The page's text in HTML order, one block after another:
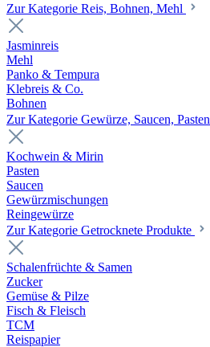
Zur Kategorie Reis, Bohnen, Mehl
Jasminreis
Mehl
Panko & Tempura
Klebreis & Co.
Bohnen
Zur Kategorie Gewürze, Saucen, Pasten
Kochwein & Mirin
Pasten
Saucen
Gewürzmischungen
Reingewürze
Zur Kategorie Getrocknete Produkte
Schalenfrüchte & Samen
Zucker
Gemüse & Pilze
Fisch & Fleisch
TCM
Reispapier